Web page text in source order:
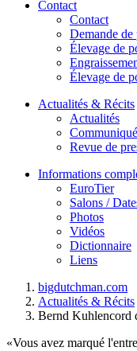
Contact
Contact
Demande de
Élevage de
Élevage de
Actualités & Récits
Actualités
Revue de
Informations
EuroTier
Salons /
Photos
Vidéos
Dictionnaire
Liens
bigdutchman.com
Actualités & Récits
Bernd Kuhlencord
«Vous avez marqué